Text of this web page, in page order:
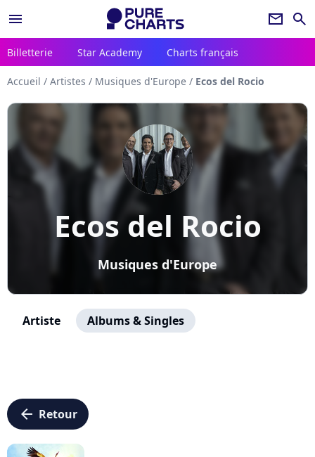
menu newsletter search
Billetterie Star Academy Charts français
Accueil / Artistes / Musiques d'Europe / Ecos del Rocio
Ecos del Rocio
Musiques d'Europe
Artiste Albums & Singles
arrow_left Retour